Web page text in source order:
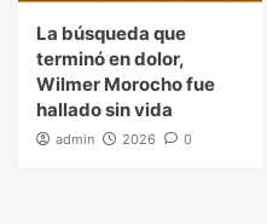
La búsqueda que
terminó en dolor,
Wilmer Morocho fue
hallado sin vida
admin 2026 0